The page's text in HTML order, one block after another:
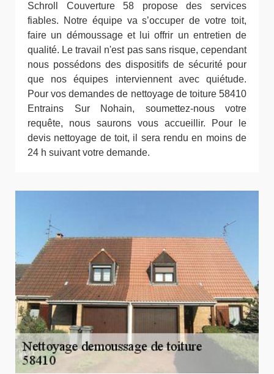
Schroll Couverture 58 propose des services
fiables. Notre équipe va s’occuper de votre toit,
faire un démoussage et lui offrir un entretien de
qualité. Le travail n'est pas sans risque, cependant
nous possédons des dispositifs de sécurité pour
que nos équipes interviennent avec quiétude.
Pour vos demandes de nettoyage de toiture 58410
Entrains Sur Nohain, soumettez-nous votre
requête, nous saurons vous accueillir. Pour le
devis nettoyage de toit, il sera rendu en moins de
24 h suivant votre demande.